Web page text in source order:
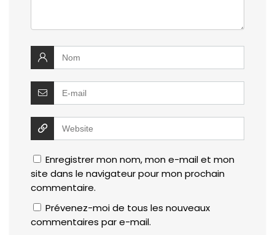
Enregistrer mon nom, mon e-mail et mon
site dans le navigateur pour mon prochain
commentaire.
Prévenez-moi de tous les nouveaux
commentaires par e-mail.